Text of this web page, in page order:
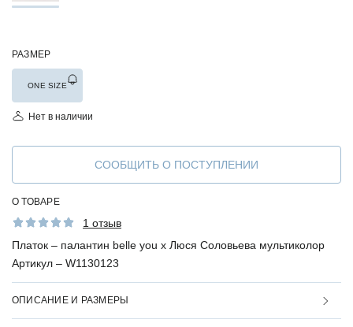
РАЗМЕР
ONE SIZE
Нет в наличии
СООБЩИТЬ О ПОСТУПЛЕНИИ
О ТОВАРЕ
1 отзыв
Платок – палантин belle you x Люся Соловьева мультиколор
Артикул – W1130123
ОПИСАНИЕ И РАЗМЕРЫ